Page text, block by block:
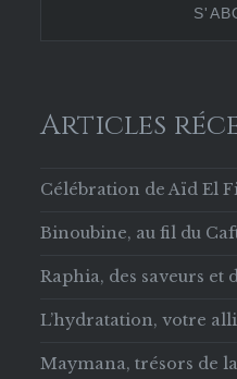
Articles
Célébration de Aïd El
Binoubine, au fil du
Raphia, des saveurs et
L’hydratation, votre
Maymana, trésors de